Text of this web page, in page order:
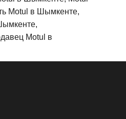
Motul в Шымкенте,
Motul в